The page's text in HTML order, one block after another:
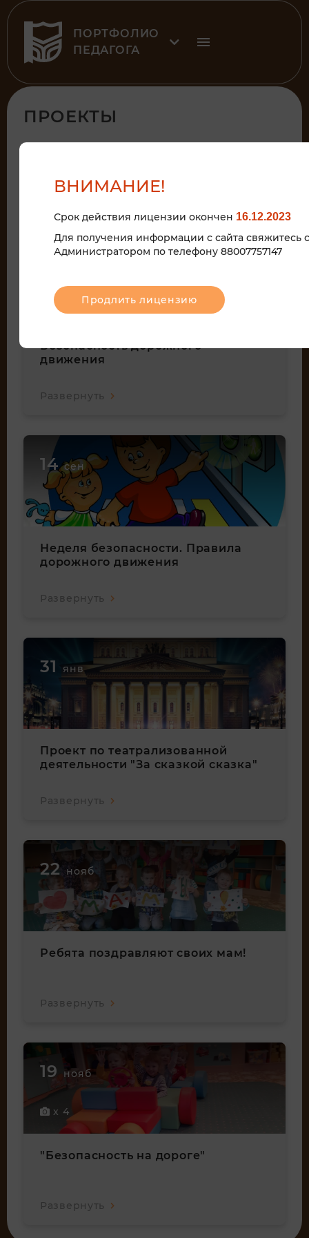
ПОРТФОЛИО
ПЕДАГОГА
ПРОЕКТЫ
14
Безопасность дорожного
движения
Развернуть
14 сен
Неделя безопасности. Правила
дорожного движения
Развернуть
31 янв
Проект по театрализованной
деятельности "За сказкой сказка"
Развернуть
22 нояб
Ребята поздравляют своих мам!
Развернуть
19 нояб
x 4
"Безопасность на дороге"
Развернуть
ВНИМАНИЕ!
Срок действия лицензии окончен 16.12.2023
Для получения информации с сайта свяжитесь с
Администратором по телефону 88007757147
Продлить лицензию